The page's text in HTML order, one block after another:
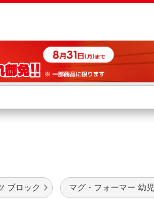
店舗情報・店舗一覧
ブロック マグ・フォーマー 幼児